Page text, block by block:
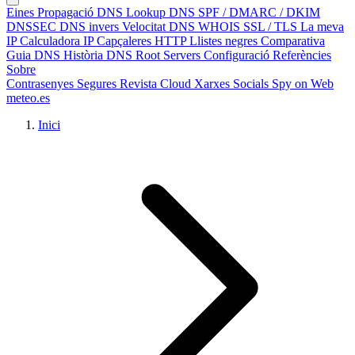
Eines Propagació DNS Lookup DNS SPF / DMARC / DKIM
DNSSEC DNS invers Velocitat DNS WHOIS SSL / TLS La meva
IPCalculadora IPCapçaleres HTTPLlistes negres Comparativa
Guia DNS Història DNS Root Servers Configuració Referències
Sobre
Contrasenyes Segures Revista Cloud Xarxes Socials Spy on Web
meteo.es
Inici